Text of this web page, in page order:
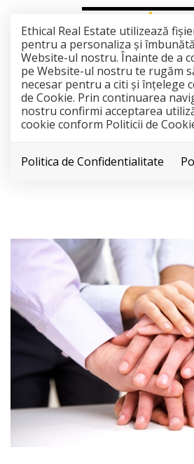
Ethical Real Estate utilizează
pentru a personaliza și
Website-ul nostru. Înainte de a
pe Website-ul nostru te rugăm
necesar pentru a citi și înțelege
de Cookie. Prin continuarea
nostru confirmi acceptarea
cookie conform Politicii de
Politica de Confidentialitate